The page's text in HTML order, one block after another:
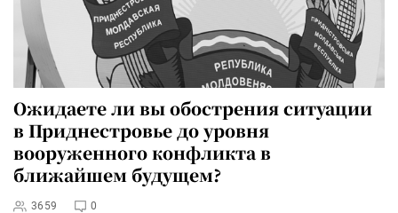
Ожидаете ли вы обострения ситуации
в Приднестровье до уровня
вооруженного конфликта в
ближайшем будущем?
3659 0